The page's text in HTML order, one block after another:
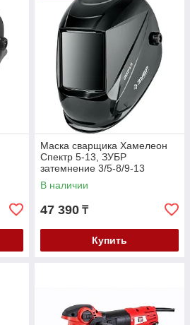
Маска сварщика Хамелеон
Спектр 5-13, ЗУБР
затемнение 3/5-8/9-13
(11069_z01)
В наличии
47 390 ₸
Купить